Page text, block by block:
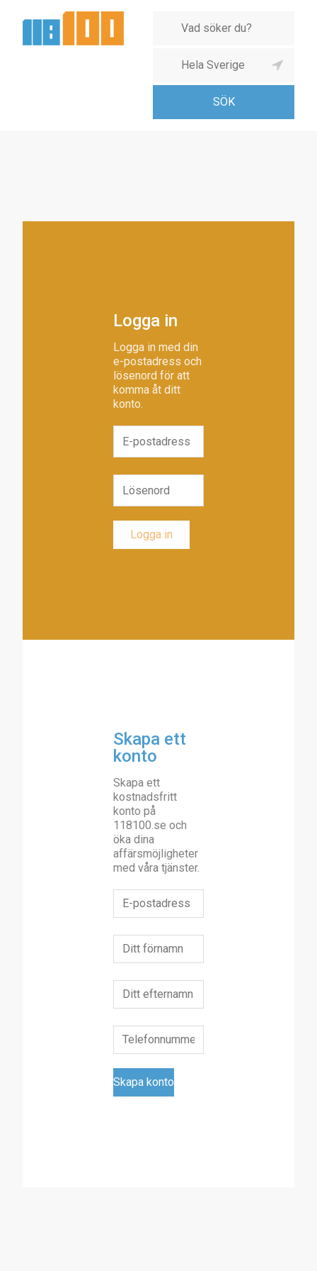
Logga in
Logga in med din
e-postadress och
lösenord för att
komma åt ditt
konto.
Skapa ett
konto
Skapa ett
kostnadsfritt
konto på
118100.se och
öka dina
affärsmöjligheter
med våra tjänster.